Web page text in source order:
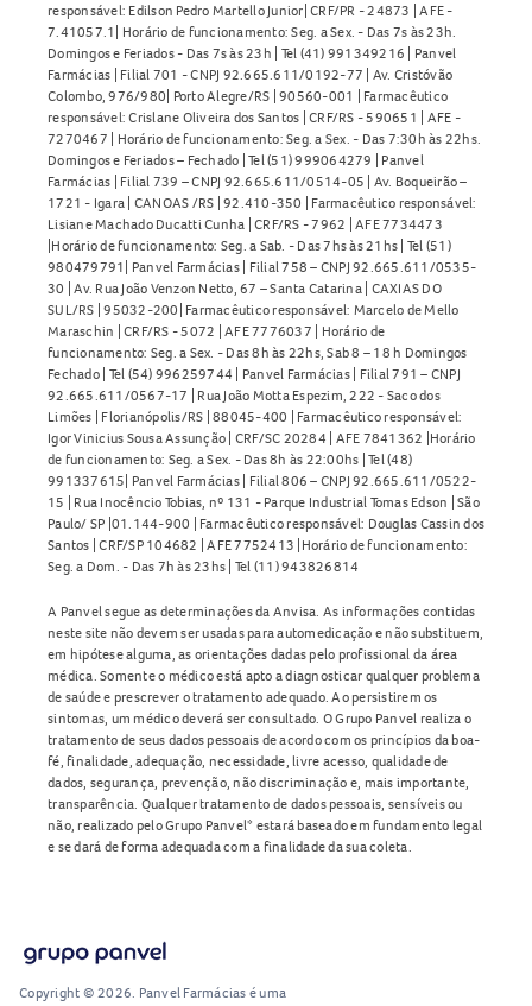
responsável: Edilson Pedro Martello Junior| CRF/PR - 24873 | AFE -
7.41057.1| Horário de funcionamento: Seg. a Sex. - Das 7s às 23h.
Domingos e Feriados - Das 7s às 23h | Tel (41) 991349216 | Panvel
Farmácias | Filial 701 - CNPJ 92.665.611/0192-77 | Av. Cristóvão
Colombo, 976/980| Porto Alegre/RS | 90560-001 | Farmacêutico
responsável: Crislane Oliveira dos Santos | CRF/RS - 590651 | AFE -
7270467 | Horário de funcionamento: Seg. a Sex. - Das 7:30h às 22hs.
Domingos e Feriados – Fechado | Tel (51) 999064279 | Panvel
Farmácias | Filial 739 – CNPJ 92.665.611/0514-05 | Av. Boqueirão –
1721 - Igara | CANOAS /RS | 92.410-350 | Farmacêutico responsável:
Lisiane Machado Ducatti Cunha | CRF/RS - 7962 | AFE 7734473
|Horário de funcionamento: Seg. a Sab. - Das 7hs às 21hs | Tel (51)
980479791| Panvel Farmácias | Filial 758 – CNPJ 92.665.611/0535-
30 | Av. Rua João Venzon Netto, 67 – Santa Catarina | CAXIAS DO
SUL/RS | 95032-200| Farmacêutico responsável: Marcelo de Mello
Maraschin | CRF/RS - 5072 | AFE 7776037 | Horário de
funcionamento: Seg. a Sex. - Das 8h às 22hs, Sab 8 – 18 h Domingos
Fechado | Tel (54) 996259744 | Panvel Farmácias | Filial 791 – CNPJ
92.665.611/0567-17 | Rua João Motta Espezim, 222 - Saco dos
Limões | Florianópolis/RS | 88045-400 | Farmacêutico responsável:
Igor Vinicius Sousa Assunção | CRF/SC 20284 | AFE 7841362 |Horário
de funcionamento: Seg. a Sex. - Das 8h às 22:00hs | Tel (48)
991337615| Panvel Farmácias | Filial 806 – CNPJ 92.665.611/0522-
15 | Rua Inocêncio Tobias, nº 131 - Parque Industrial Tomas Edson | São
Paulo/ SP |01.144-900 | Farmacêutico responsável: Douglas Cassin dos
Santos | CRF/SP 104682 | AFE 7752413 |Horário de funcionamento:
Seg. a Dom. - Das 7h às 23hs | Tel (11) 943826814
A Panvel segue as determinações da Anvisa. As informações contidas
neste site não devem ser usadas para automedicação e não substituem,
em hipótese alguma, as orientações dadas pelo profissional da área
médica. Somente o médico está apto a diagnosticar qualquer problema
de saúde e prescrever o tratamento adequado. Ao persistirem os
sintomas, um médico deverá ser consultado. O Grupo Panvel realiza o
tratamento de seus dados pessoais de acordo com os princípios da boa-
fé, finalidade, adequação, necessidade, livre acesso, qualidade de
dados, segurança, prevenção, não discriminação e, mais importante,
transparência. Qualquer tratamento de dados pessoais, sensíveis ou
não, realizado pelo Grupo Panvel* estará baseado em fundamento legal
e se dará de forma adequada com a finalidade da sua coleta.
Copyright © 2026. Panvel Farmácias é uma